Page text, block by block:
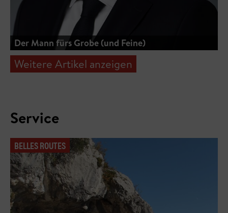
Der Mann fürs Grobe (und Feine)
Weitere Artikel anzeigen
Service
BELLES ROUTES